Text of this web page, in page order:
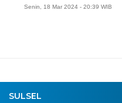
SULSEL
Senin, 18 Mar 2024 - 20:39 WIB